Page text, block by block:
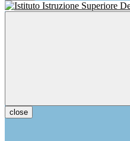
close